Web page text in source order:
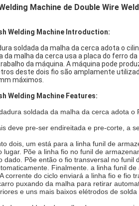
Machine de Double Wire
Welding Machine Introduction:
soldada da malha da cerca adota o
da malha da cerca usa a placa do ferro
da máquina. A máquina pode
deste dois fio são amplamente
máximos.
Welding Machine Features:
soldada da malha da cerca adota
deve pre-ser endireitada e pre-corte, a
dois, um está para a linha funil de
lugar. Põe a linha fio no funil de
dado. Põe então o fio transversal no funil
Finalmente. a linha funil
corrente do ciclo enviará a linha fio e fio
puxando da malha para retirar
e uns mais baixos elétrodos de